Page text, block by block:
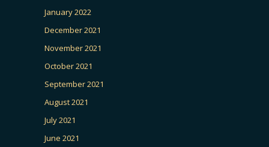
January 2022
December 2021
November 2021
October 2021
September 2021
August 2021
July 2021
June 2021